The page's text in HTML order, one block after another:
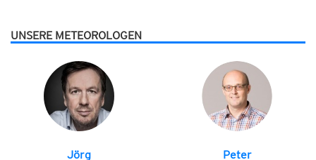
UNSERE METEOROLOGEN
Jörg Peter